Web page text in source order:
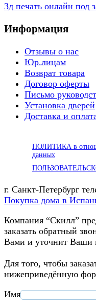
3д печать онлайн под
Информация
Отзывы о нас
Юр.лицам
Возврат товара
Договор оферты
Письмо
Установка дверей
Доставка и
ПОЛИТИКА в
данных
г. Санкт-Петербург
Покупка дома в
Компания “Скилл”
заказать обратный
Вами и уточнит Ваши
Для того, чтобы
нижеприведённую
Имя